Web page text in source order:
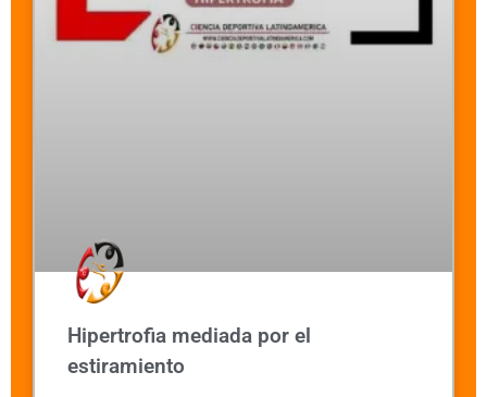
Hipertrofia mediada por el
estiramiento